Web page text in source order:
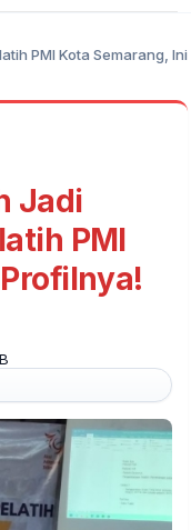
PMI Kota Semarang, Ini
Jadi
PMI